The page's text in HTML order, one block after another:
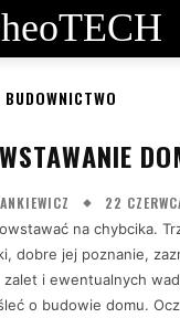
BUDOWNICTWO
22
na chybcika.
dobre jej poznanie,
zalet i ewentualnych
o budowie domu.